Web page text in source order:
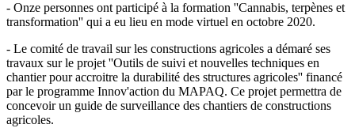
- Onze personnes ont participé à la formation ''Cannabis, terpènes et
transformation'' qui a eu lieu en mode virtuel en octobre 2020.
- Le comité de travail sur les constructions agricoles a démaré ses
travaux sur le projet ''Outils de suivi et nouvelles techniques en
chantier pour accroitre la durabilité des structures agricoles'' financé
par le programme Innov'action du MAPAQ. Ce projet permettra de
concevoir un guide de surveillance des chantiers de constructions
agricoles.